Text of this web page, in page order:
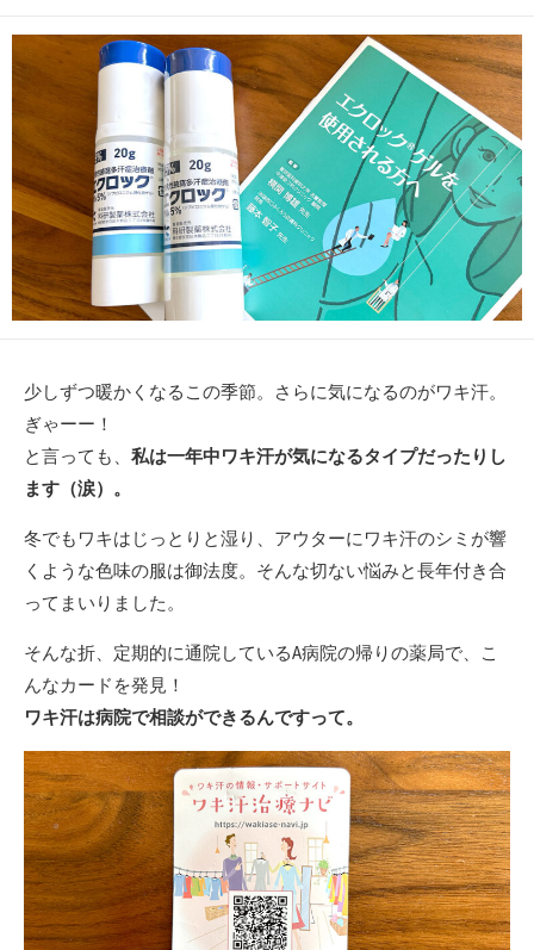
日
更
新
日
少しずつ暖かくなるこの季節。さらに気になるのがワキ汗。
ぎゃーー！
と言っても、 私は一年中ワキ汗が気になるタイプだったりし
ます（涙）。
冬でもワキはじっとりと湿り、アウターにワキ汗のシミが響
くような色味の服は御法度。そんな切ない悩みと長年付き合
ってまいりました。
そんな折、定期的に通院しているA病院の帰りの薬局で、こ
んなカードを発見！
ワキ汗は病院で相談ができるんですって。